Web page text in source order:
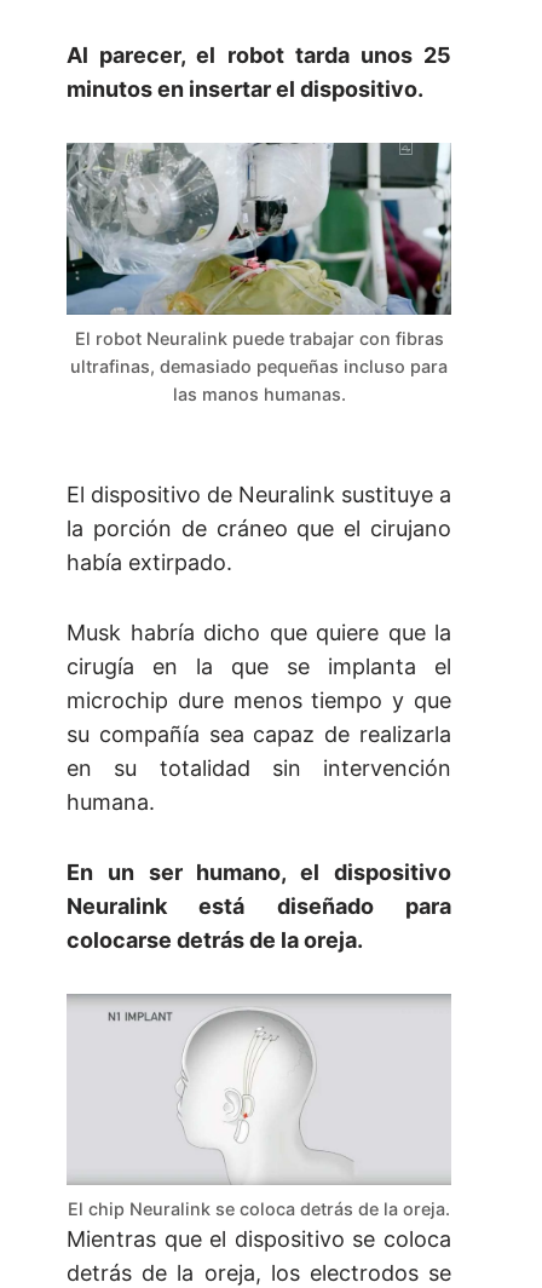
Al parecer, el robot tarda unos 25
minutos en insertar el dispositivo.
El robot Neuralink puede trabajar con fibras
ultrafinas, demasiado pequeñas incluso para
las manos humanas.
El dispositivo de Neuralink sustituye a
la porción de cráneo que el cirujano
había extirpado.
Musk habría dicho que quiere que la
cirugía en la que se implanta el
microchip dure menos tiempo y que
su compañía sea capaz de realizarla
en su totalidad sin intervención
humana.
En un ser humano, el dispositivo
Neuralink está diseñado para
colocarse detrás de la oreja.
El chip Neuralink se coloca detrás de la oreja.
Mientras que el dispositivo se coloca
detrás de la oreja, los electrodos se